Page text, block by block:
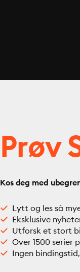
Prøv
Kos deg med
Lytt og les så
Eksklusive
Utforsk et stort
Over 1500 serier
Ingen